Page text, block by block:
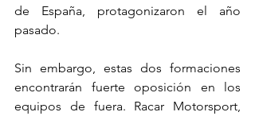
de España, protagonizaron el año
pasado.
Sin embargo, estas dos formaciones
encontrarán fuerte oposición en los
equipos de fuera. Racar Motorsport,